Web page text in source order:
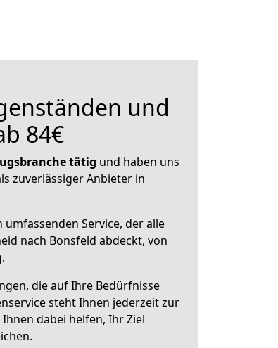
und
84€
tätig und haben uns
zuverlässiger Anbieter in
Service, der alle
nach Bonsfeld abdeckt, von
die auf Ihre Bedürfnisse
steht Ihnen jederzeit zur
dabei helfen, Ihr Ziel